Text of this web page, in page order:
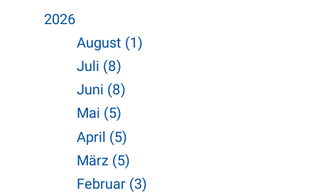
2026
August (1)
Juli (8)
Juni (8)
Mai (5)
April (5)
März (5)
Februar (3)